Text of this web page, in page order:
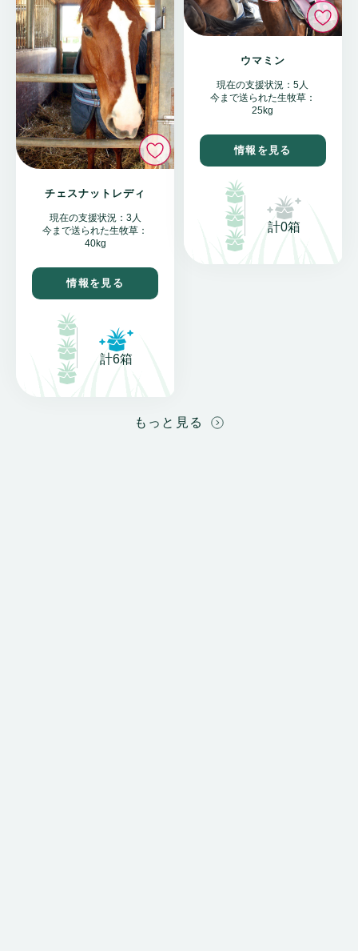
いいね
チェスナットレディ
現在の支援状況：3人
今まで送られた生牧草：
40kg
情報を見る
計6箱
い
ウマミン
現在の支援状況：5人
今まで送られた生牧草：
25kg
情報を見る
計0箱
もっと見る